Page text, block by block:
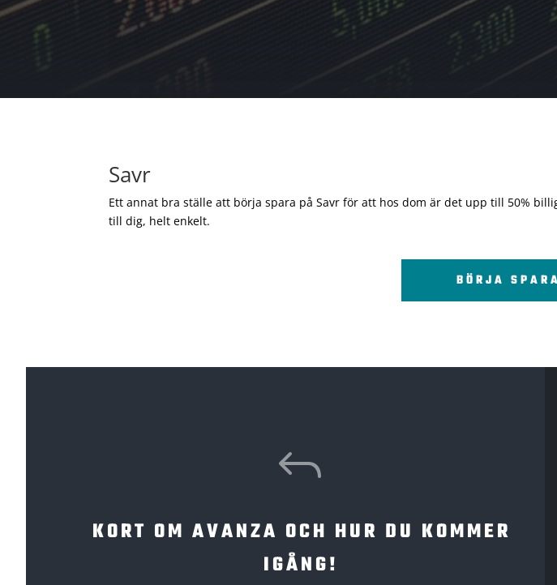
Savr
Ett annat bra ställe att börja spara på Savr för att hos dom är det upp till 50%
till dig, helt enkelt.
BÖRJA
J
KORT OM AVANZA OCH HUR DU KOMMER
IGÅNG!